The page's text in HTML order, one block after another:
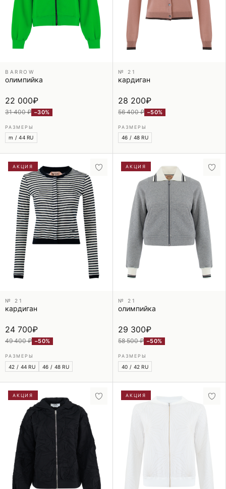
BARROW
олимпийка
22 000₽
31 400 ₽ −30%
РАЗМЕРЫ
m / 44 RU
№ 21
кардиган
28 200₽
56 400 ₽ −50%
РАЗМЕРЫ
46 / 48 RU
АКЦИЯ
№ 21
кардиган
24 700₽
49 400 ₽ −50%
РАЗМЕРЫ
42 / 44 RU 46 / 48 RU
АКЦИЯ
№ 21
олимпийка
29 300₽
58 500 ₽ −50%
РАЗМЕРЫ
40 / 42 RU
АКЦИЯ АКЦИЯ